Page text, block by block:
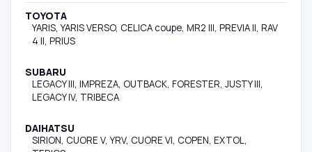
TOYOTA
YARIS, YARIS VERSO, CELICA coupe, MR2 III, PREVIA II, RAV
4 II, PRIUS
SUBARU
LEGACY III, IMPREZA, OUTBACK, FORESTER, JUSTY III,
LEGACY IV, TRIBECA
DAIHATSU
SIRION, CUORE V, YRV, CUORE VI, COPEN, EXTOL,